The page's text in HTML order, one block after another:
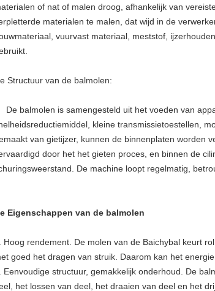
of nat of malen droog, afhankelijk van
materialen te malen, dat wijd in de
vuurvast materiaal, meststof,
Structuur van de balmolen:
balmolen is samengesteld uit het voeden van
kleine transmissietoestellen,
van gietijzer, kunnen de binnenplaten worden
door het het gieten proces, en binnen de
De machine loopt regelmatig,
Eigenschappen van de balmolen
Hoog rendement. De molen van de Baichybal keurt
goed het dragen van struik. Daarom kan het
Eenvoudige structuur, gemakkelijk onderhoud. De
het lossen van deel, het draaien van deel en het